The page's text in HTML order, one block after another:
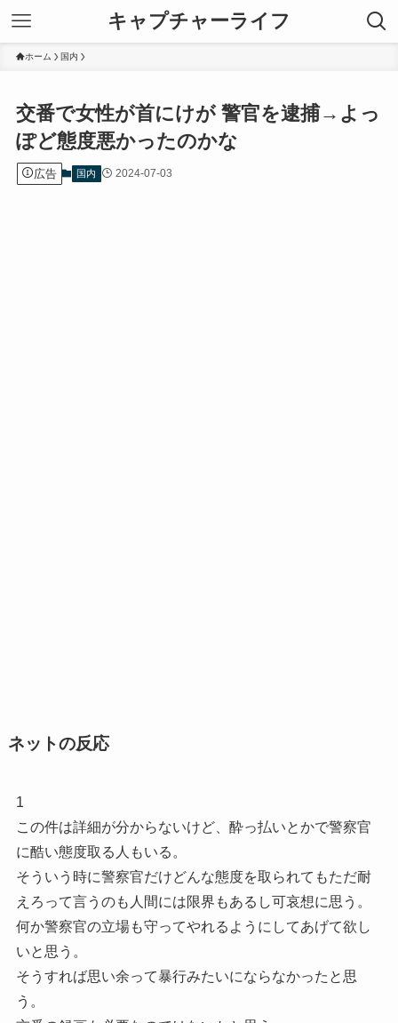
キャプチャーライフ
ホーム 国内
交番で女性が首にけが 警官を逮捕→よっ
ぽど態度悪かったのかな
広告 国内 2024-07-03
ネットの反応
1
この件は詳細が分からないけど、酔っ払いとかで警察官
に酷い態度取る人もいる。
そういう時に警察官だけどんな態度を取られてもただ耐
えろって言うのも人間には限界もあるし可哀想に思う。
何か警察官の立場も守ってやれるようにしてあげて欲し
いと思う。
そうすれば思い余って暴行みたいにならなかったと思
う。